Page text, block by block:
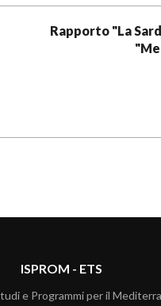
3° Rapporto "La
ISPROM - ETS
e Programmi per il